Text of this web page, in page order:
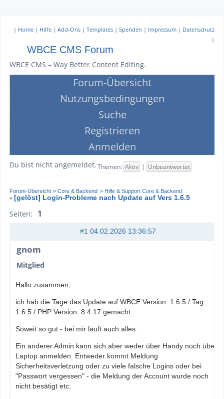
| Home | Hilfe | Add-Ons | Templates | Spenden | Impressum | Datenschutz
|
WBCE CMS Forum
WBCE CMS – Way Better Content Editing.
Forum-Übersicht
Nutzungsbedingungen
Suche
Registrieren
Anmelden
Du bist nicht angemeldet. Themen: Aktiv | Unbeantwortet
Forum-Übersicht »Core & Backend » Hilfe & Support Core & Backend
» [gelöst] Login-Probleme nach Update auf Vers 1.6.5
Seiten: 1
#1 04.02.2026 13:36:57
gnom
Mitglied
Hallo zusammen,
ich hab die Tage das Update auf WBCE Version: 1.6.5 / Tag:
1.6.5 / PHP Version: 8.4.17 gemacht.
Soweit so gut - bei mir läuft auch alles.
Ein anderer Admin kann sich aber weder über Handy noch über
Laptop anmelden. Entweder kommt Meldung
Sicherheitsverletzung oder zu viele falsche Logins oder bei
"Passwort vergessen" - die Meldung der Account wurde noch
nicht besätigt etc.